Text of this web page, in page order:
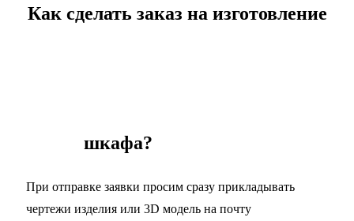
Как сделать заказ на изготовление
шкафа?
При отправке заявки просим сразу прикладывать
чертежи изделия или 3D модель на почту